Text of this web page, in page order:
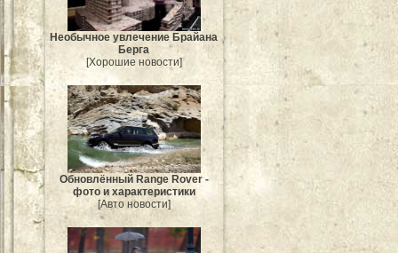
Необычное увлечение Брайана
Берга
[Хорошие новости]
Обновлённый Range Rover -
фото и характеристики
[Авто новости]